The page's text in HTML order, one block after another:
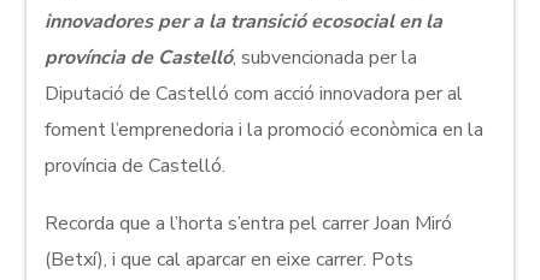
innovadores per a la transició ecosocial en la
província de Castelló, subvencionada per la
Diputació de Castelló com acció innovadora per al
foment l’emprenedoria i la promoció econòmica en la
província de Castelló.
Recorda que a l’horta s’entra pel carrer Joan Miró
(Betxí), i que cal aparcar en eixe carrer. Pots